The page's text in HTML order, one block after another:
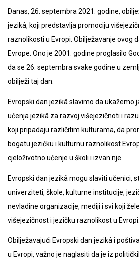
Danas, 26. septembra 2021. godine,
jezikâ, koji predstavlja promociju
raznolikosti u Evropi. Obilježavanje ovog
Evrope. Ono je 2001. godine proglasilo
da se 26. septembra svake godine u
obilježi taj dan.
Evropski dan jezikâ slavimo da ukažemo
učenja jezikâ za razvoj višejezičnoti i
koji pripadaju različitim kulturama, da
bogatu jezičku i kulturnu raznolikost
cjeloživotno učenje u školi i izvan nje.
Evropski dan jezikâ mogu slaviti učenici,
univerziteti, škole, kulturne institucije,
nevladine organizacije, mediji i svi koji
višejezičnost i jezičku raznolikost u Evropi.
Obilježavajući Evropski dan jezikâ i
u Evropi, važno je naglasiti da je iz